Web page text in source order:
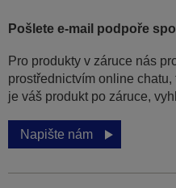
Pošlete e-mail podpoře
Pro produkty v záruce nás
prostřednictvím online
je váš produkt po záruce,
Napište nám